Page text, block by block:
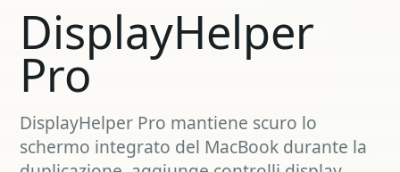
DisplayHelper
Pro
DisplayHelper Pro mantiene scuro lo
schermo integrato del MacBook durante la